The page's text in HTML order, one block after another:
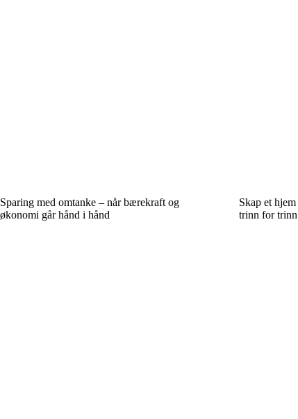
Sparing med omtanke – når bærekraft og
økonomi går hånd i hånd
Skap et
trinn for trinn